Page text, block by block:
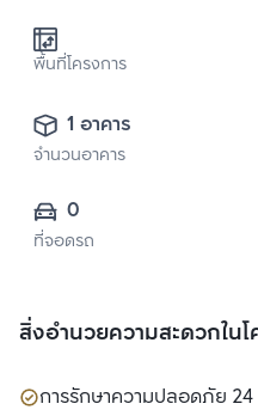
พื้นที่โครงการ
1 อาคาร
จำนวนอาคาร
0
ที่จอดรถ
สิ่งอำนวยความสะดวกใน
การรักษาความปลอดภัย 24